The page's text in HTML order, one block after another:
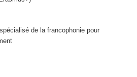
de la francophonie pour